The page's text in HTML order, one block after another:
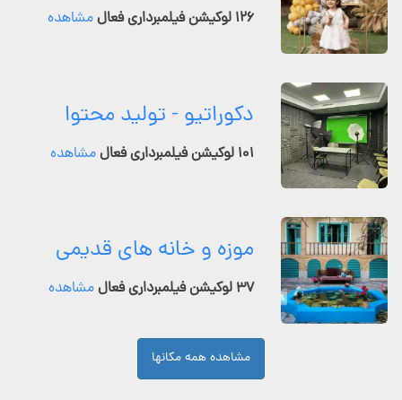
۱۲۶ لوکیشن فیلمبرداری فعال مشاهده
دکوراتیو - تولید محتوا
۱۰۱ لوکیشن فیلمبرداری فعال مشاهده
موزه و خانه های قدیمی
۳۷ لوکیشن فیلمبرداری فعال مشاهده
مشاهده همه مکانها